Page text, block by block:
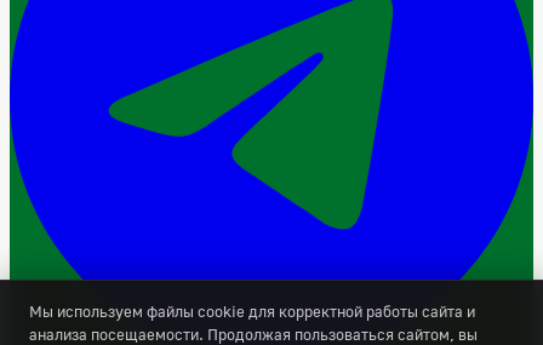
Мы используем файлы cookie для корректной работы сайта и
анализа посещаемости. Продолжая пользоваться сайтом, вы